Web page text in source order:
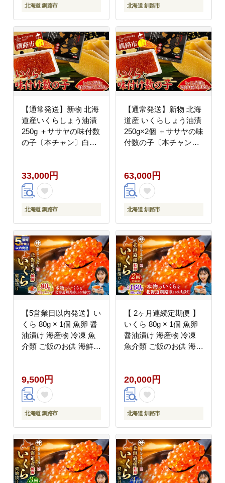
北海道 釧路市 北海道 釧路市
【通常発送】新物 北海
道産いくらしょう油漬
250g ＋ササヤの味付数
の子〔本チャン〕白醤
33,000円
北海道 釧路市
【通常発送】新物 北海
道産 いくらしょう油漬
250g×2個 ＋ササヤの味
付数の子〔本チャン〕
63,000円
北海道 釧路市
【5営業日以内発送】い
くら 80g × 1個 魚卵 醤
油漬け 海産物 冷凍 魚
介類 ご飯のお供 海鮮
9,500円
北海道 釧路市
【 2ヶ月連続定期便 】
いくら 80g × 1個 魚卵
醤油漬け 海産物 冷凍
魚介類 ご飯のお供 海鮮
20,000円
北海道 釧路市